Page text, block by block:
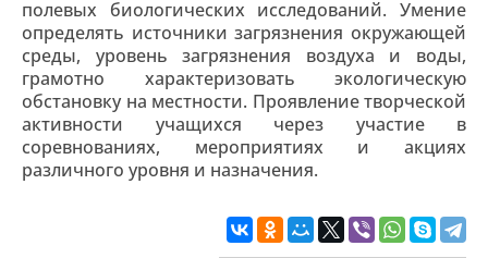
полевых биологических исследований. Умение
определять источники загрязнения окружающей
среды, уровень загрязнения воздуха и воды,
грамотно характеризовать экологическую
обстановку на местности. Проявление творческой
активности учащихся через участие в
соревнованиях, мероприятиях и акциях
различного уровня и назначения.